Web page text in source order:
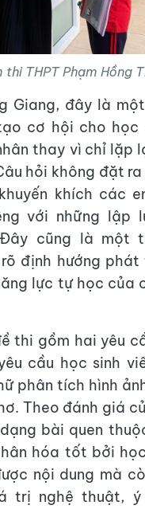
thi THPT Phạm Hồng
Giang, đây là
cơ hội cho học
thay vì chỉ lặp
hỏi không đặt
khích các
với những lập
cũng là một
định hướng
lực tự học của
thi gồm hai yêu
cầu học sinh
phân tích hình
Theo đánh giá
bài quen
hóa tốt bởi
nội dung mà
trị nghệ thuật, ý